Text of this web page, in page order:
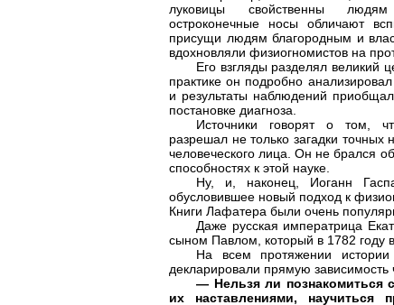
луковицы свойственны
остроконечные носы обличают
присущи людям благородным и
вдохновляли физиогномистов на
Его взгляды разделял великий
практике он подробно
и результаты наблюдений
постановке диагноза.
Источники говорят о том,
разрешал не только загадки точных
человеческого лица. Он не брался
способностях к этой науке.
Ну, и, наконец, Иоганн
обусловившее новый подход к
Книги Лафатера были очень
Даже русская императрица
сыном Павлом, который в 1782 году
На всем протяжении
декларировали прямую зависимость
— Нельзя ли познакомиться
их наставлениями, научиться